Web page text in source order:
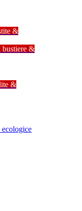
&
bustiere &
&
ecologice